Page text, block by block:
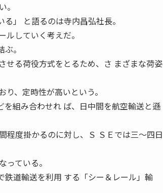
。
」 と語るのは寺内昌弘社長。
していく考えだ。
。
せる荷役方式をとるため、さ まざまな荷姿
、定時性が高いという。
組み合わせれ ば、日中間を航空輸送と遜
程度掛かるのに対し、Ｓ ＳＥでは三〜四日
ている。
道輸送を利用 する「シー＆レール」輸